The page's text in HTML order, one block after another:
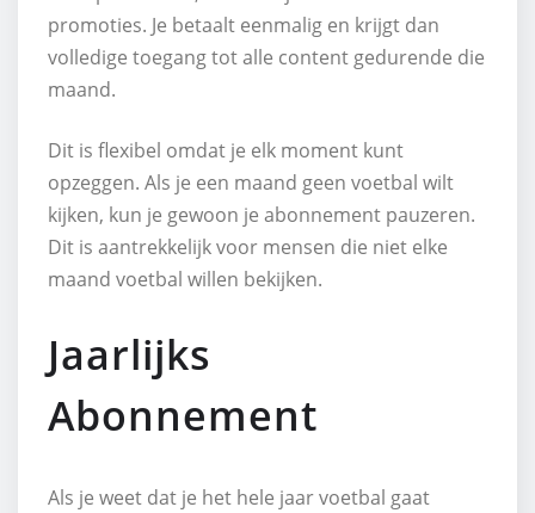
promoties. Je betaalt eenmalig en krijgt dan
volledige toegang tot alle content gedurende die
maand.
Dit is flexibel omdat je elk moment kunt
opzeggen. Als je een maand geen voetbal wilt
kijken, kun je gewoon je abonnement pauzeren.
Dit is aantrekkelijk voor mensen die niet elke
maand voetbal willen bekijken.
Jaarlijks
Abonnement
Als je weet dat je het hele jaar voetbal gaat